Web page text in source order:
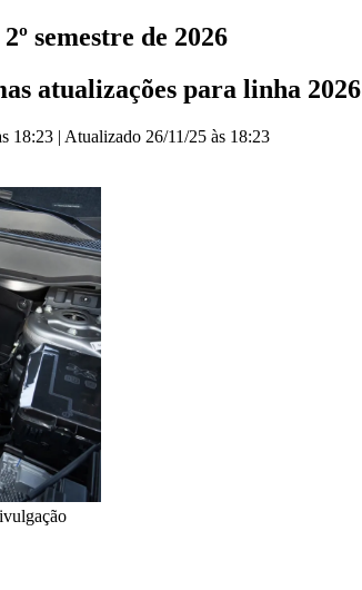
semestre de 2026
atualizações para linha 2026
18:23 | Atualizado 26/11/25 às 18:23